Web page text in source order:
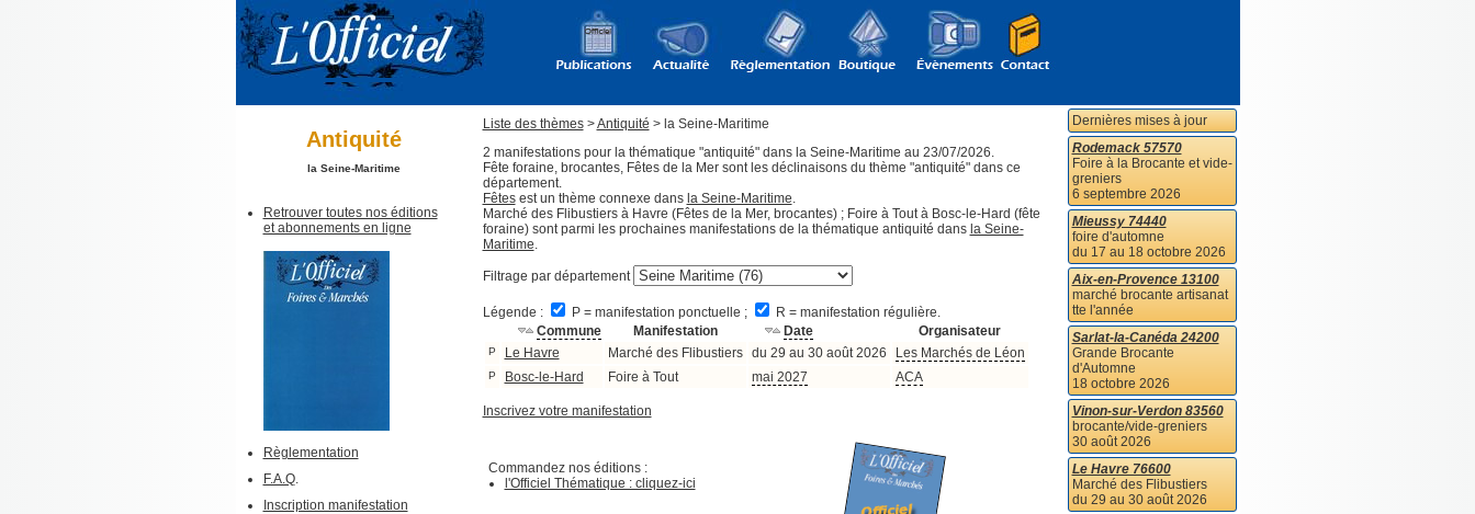
Antiquité
la Seine-Maritime
Retrouver toutes nos éditions
et abonnements en ligne
Règlementation
F.A.Q.
Inscription manifestation
Liste des thèmes>Antiquité > la Seine-Maritime
2 manifestations pour la thématique "antiquité" dans la Seine-Maritime au 23/07/2026.
Fête foraine, brocantes, Fêtes de la Mer sont les déclinaisons du thème "antiquité" dans ce
département.
Fêtesest un thème connexe dans la Seine-Maritime.
Marché des Flibustiers à Havre (Fêtes de la Mer, brocantes) ; Foire à Tout à Bosc-le-Hard (fête
foraine) sont parmi les prochaines manifestations de la thématique antiquité dans la Seine-
Maritime.
Filtrage par département
Légende : P = manifestation ponctuelle ;
R = manifestation régulière.
Commune
Manifestation Date Organisateur
P Le Havre Marché des Flibustiers du 29 au 30 août 2026 Les Marchés de Léon
P Bosc-le-Hard Foire à Tout mai 2027 ACA
Inscrivez votre manifestation
Commandez nos éditions :
l'Officiel Thématique : cliquez-ici
Dernières mises à jour
Rodemack 57570
Foire à la Brocante et vide-
greniers
6 septembre 2026
Mieussy 74440
foire d'automne
du 17 au 18 octobre 2026
Aix-en-Provence 13100
marché brocante artisanat
tte l'année
Sarlat-la-Canéda 24200
Grande Brocante
d'Automne
18 octobre 2026
Vinon-sur-Verdon 83560
brocante/vide-greniers
30 août 2026
Le Havre 76600
Marché des Flibustiers
du 29 au 30 août 2026